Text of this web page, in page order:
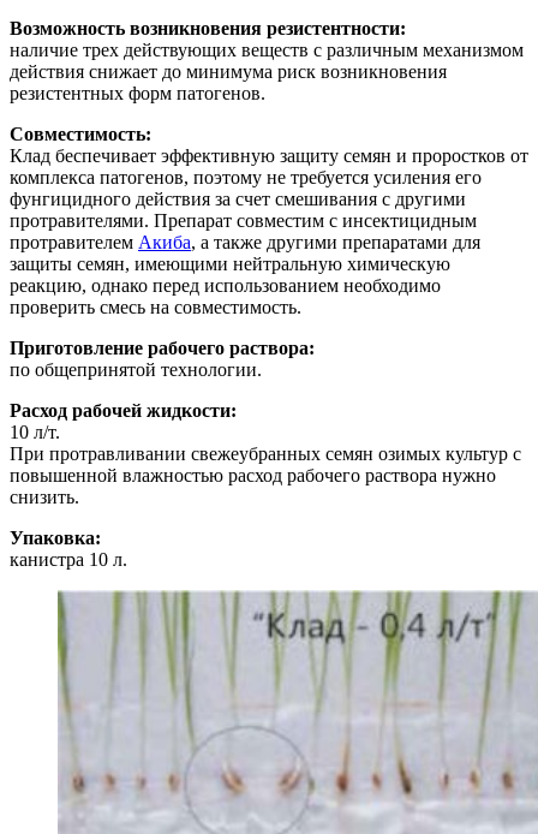
Возможность возникновения резистентности:
наличие трех действующих веществ с различным механизмом
действия снижает до минимума риск возникновения
резистентных форм патогенов.
Совместимость:
Клад беспечивает эффективную защиту семян и проростков от
комплекса патогенов, поэтому не требуется усиления его
фунгицидного действия за счет смешивания с другими
протравителями. Препарат совместим с инсектицидным
протравителем Акиба, а также другими препаратами для
защиты семян, имеющими нейтральную химическую
реакцию, однако перед использованием необходимо
проверить смесь на совместимость.
Приготовление рабочего раствора:
по общепринятой технологии.
Расход рабочей жидкости:
10 л/т.
При протравливании свежеубранных семян озимых культур с
повышенной влажностью расход рабочего раствора нужно
снизить.
Упаковка:
канистра 10 л.